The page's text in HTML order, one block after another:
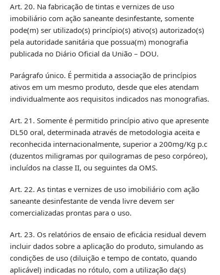
Art. 20. Na fabricação de tintas e vernizes de uso
imobiliário com ação saneante desinfestante, somente
pode(m) ser utilizado(s) princípio(s) ativo(s) autorizado(s)
pela autoridade sanitária que possua(m) monografia
publicada no Diário Oficial da União – DOU.
Parágrafo único. É permitida a associação de princípios
ativos em um mesmo produto, desde que eles atendam
individualmente aos requisitos indicados nas monografias.
Art. 21. Somente é permitido princípio ativo que apresente
DL50 oral, determinada através de metodologia aceita e
reconhecida internacionalmente, superior a 200mg/Kg p.c
(duzentos miligramas por quilogramas de peso corpóreo),
incluídos na classe II, ou seguintes da OMS.
Art. 22. As tintas e vernizes de uso imobiliário com ação
saneante desinfestante de venda livre devem ser
comercializadas prontas para o uso.
Art. 23. Os relatórios de ensaio de eficácia residual devem
incluir dados sobre a aplicação do produto, simulando as
condições de uso (diluição e tempo de contato, quando
aplicável) indicadas no rótulo, com a utilização da(s)